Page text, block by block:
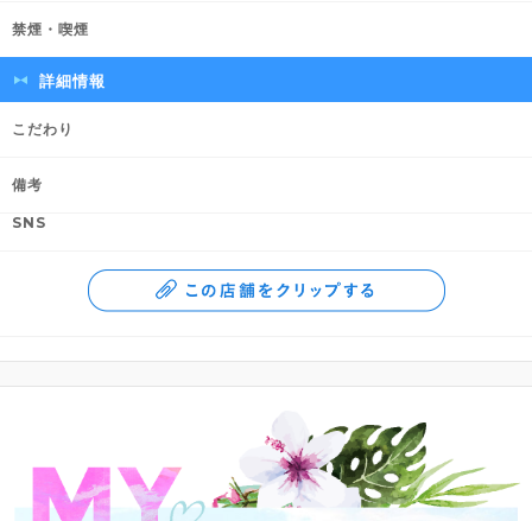
禁煙・喫煙
詳細情報
こだわり
備考
SNS